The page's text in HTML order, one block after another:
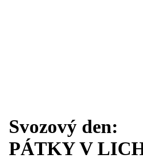
Svozový den:
PÁTKY V